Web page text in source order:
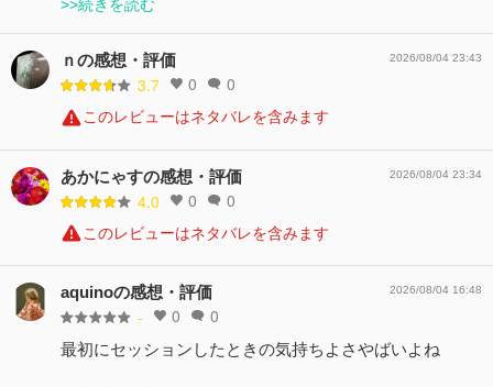
>>続きを読む
ｎの感想・評価
3.7 0 0
2026/08/04 23:43
このレビューはネタバレを含みます
あかにゃすの感想・評価
4.0 0 0
2026/08/04 23:34
このレビューはネタバレを含みます
aquinoの感想・評価
- 0 0
2026/08/04 16:48
最初にセッションしたときの気持ちよさやばいよね